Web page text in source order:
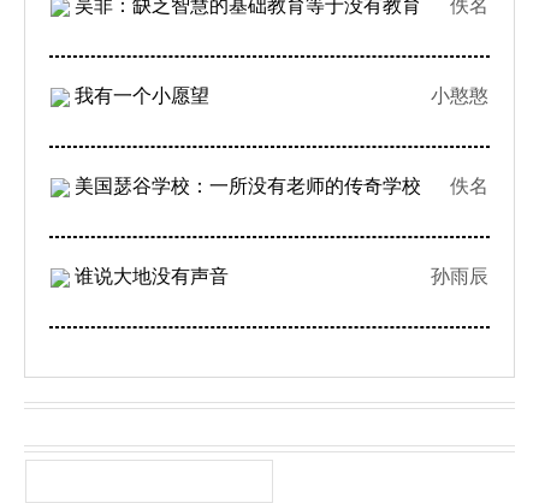
吴非：缺乏智慧的基础教育等于没有教育 佚名
我有一个小愿望 小憨憨
美国瑟谷学校：一所没有老师的传奇学校 佚名
谁说大地没有声音 孙雨辰